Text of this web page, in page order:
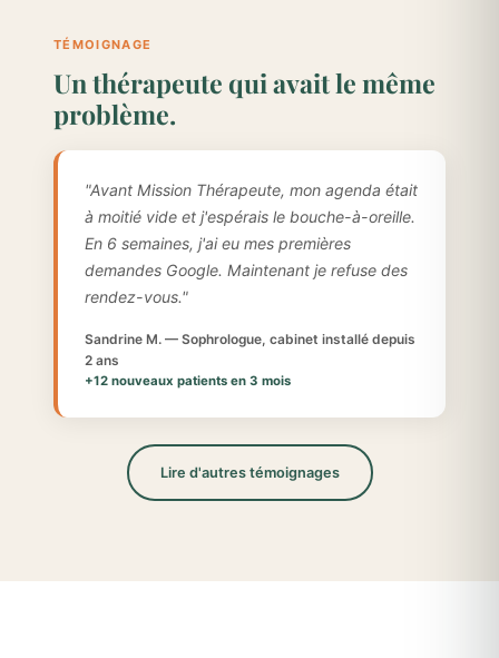
TÉMOIGNAGE
Un thérapeute qui avait le même
problème.
"Avant Mission Thérapeute, mon agenda était
à moitié vide et j'espérais le bouche-à-oreille.
En 6 semaines, j'ai eu mes premières
demandes Google. Maintenant je refuse des
rendez-vous."
Sandrine M. — Sophrologue, cabinet installé depuis
2 ans
+12 nouveaux patients en 3 mois
Lire d'autres témoignages